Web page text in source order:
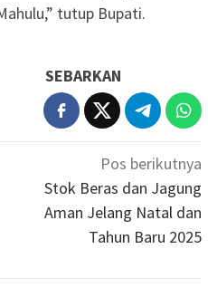
tutup Bupati.
SEBARKAN
Pos berikutnya
Stok Beras dan Jagung
Aman Jelang Natal dan
Tahun Baru 2025